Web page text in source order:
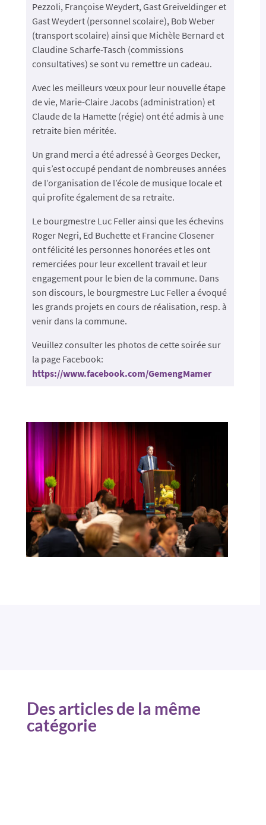
Pezzoli, Françoise Weydert, Gast Greiveldinger et
Gast Weydert (personnel scolaire), Bob Weber
(transport scolaire) ainsi que Michèle Bernard et
Claudine Scharfe-Tasch (commissions
consultatives) se sont vu remettre un cadeau.
Avec les meilleurs vœux pour leur nouvelle étape
de vie, Marie-Claire Jacobs (administration) et
Claude de la Hamette (régie) ont été admis à une
retraite bien méritée.
Un grand merci a été adressé à Georges Decker,
qui s’est occupé pendant de nombreuses années
de l’organisation de l’école de musique locale et
qui profite également de sa retraite.
Le bourgmestre Luc Feller ainsi que les échevins
Roger Negri, Ed Buchette et Francine Closener
ont félicité les personnes honorées et les ont
remerciées pour leur excellent travail et leur
engagement pour le bien de la commune. Dans
son discours, le bourgmestre Luc Feller a évoqué
les grands projets en cours de réalisation, resp. à
venir dans la commune.
Veuillez consulter les photos de cette soirée sur
la page Facebook:
https://www.facebook.com/GemengMamer
Des articles de la même
catégorie